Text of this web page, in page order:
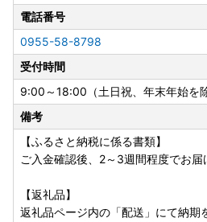
電話番号
0955-58-8798
受付時間
9:00～18:00（土日祝、年末年始を除
備考
【ふるさと納税に係る書類】
ご入金確認後、2～3週間程度でお届
【返礼品】
返礼品ページ内の「配送」にて納期